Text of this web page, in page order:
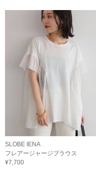
SLOBE IENA
フレアージャージブラウス
¥7,700